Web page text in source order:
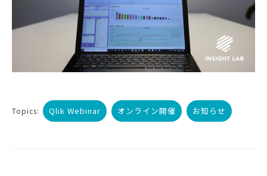
Topics: Qlik Webinar オンライン開催 お知らせ